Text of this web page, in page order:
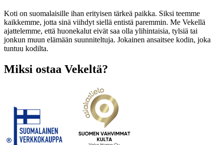
Koti on suomalaisille ihan erityisen tärkeä paikka. Siksi teemme
kaikkemme, jotta sinä viihdyt siellä entistä paremmin. Me Vekellä
ajattelemme, että huonekalut eivät saa olla ylihintaisia, tylsiä tai
jonkun muun elämään suunniteltuja. Jokainen ansaitsee kodin, joka
tuntuu kodilta.
Miksi ostaa Vekeltä?